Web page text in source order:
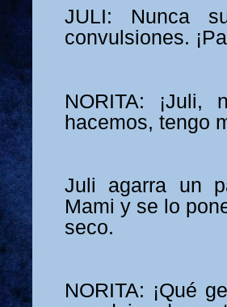
JULI: Nunca
convulsiones.
NORITA:
hacemos, tengo
Juli agarra un
Mami y se lo
seco.
NORITA: ¡Qué